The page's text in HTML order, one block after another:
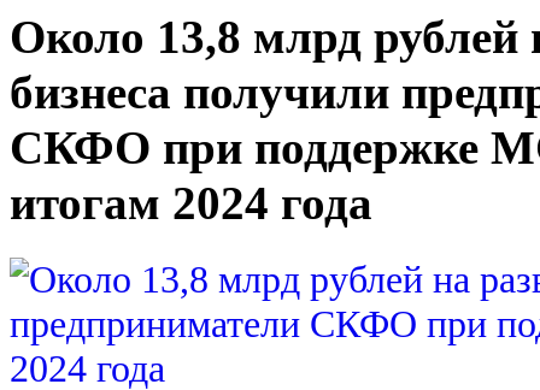
Около 13,8 млрд рублей
бизнеса получили
СКФО при поддержке
итогам 2024 года